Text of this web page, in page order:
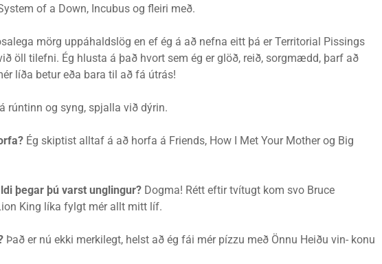
of a Down, Incubus og fleiri með.
mörg uppáhaldslög en ef ég á að nefna eitt þá er Territorial Pissings
öll tilefni. Ég hlusta á það hvort sem ég er glöð, reið, sorgmædd, þarf að
líða betur eða bara til að fá útrás!
rúntinn og syng, spjalla við dýrin.
Ég skiptist alltaf á að horfa á Friends, How I Met Your Mother og Big
þegar þú varst unglingur? Dogma! Rétt eftir tvítugt kom svo Bruce
King líka fylgt mér allt mitt líf.
Það er nú ekki merkilegt, helst að ég fái mér pízzu með Önnu Heiðu vin- konu